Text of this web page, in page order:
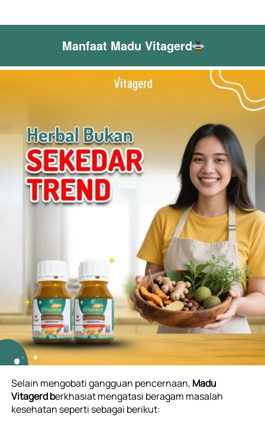
Manfaat Madu Vitagerd
Selain mengobati gangguan pencernaan, Madu
Vitagerd berkhasiat mengatasi beragam masalah
kesehatan seperti sebagai berikut: